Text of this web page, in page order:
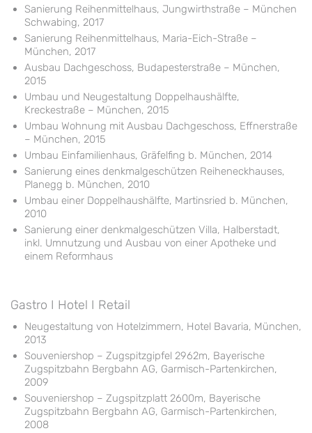
Sanierung Reihenmittelhaus, Jungwirthstraße – München
Schwabing, 2017
Sanierung Reihenmittelhaus, Maria-Eich-Straße –
München, 2017
Ausbau Dachgeschoss, Budapesterstraße – München,
2015
Umbau und Neugestaltung Doppelhaushälfte,
Kreckestraße – München, 2015
Umbau Wohnung mit Ausbau Dachgeschoss, Effnerstraße
– München, 2015
Umbau Einfamilienhaus, Gräfelfing b. München, 2014
Sanierung eines denkmalgeschützen Reiheneckhauses,
Planegg b. München, 2010
Umbau einer Doppelhaushälfte, Martinsried b. München,
2010
Sanierung einer denkmalgeschützen Villa, Halberstadt,
inkl. Umnutzung und Ausbau von einer Apotheke und
einem Reformhaus
Gastro I Hotel I Retail
Neugestaltung von Hotelzimmern, Hotel Bavaria, München,
2013
Souveniershop – Zugspitzgipfel 2962m, Bayerische
Zugspitzbahn Bergbahn AG, Garmisch-Partenkirchen,
2009
Souveniershop – Zugspitzplatt 2600m, Bayerische
Zugspitzbahn Bergbahn AG, Garmisch-Partenkirchen,
2008